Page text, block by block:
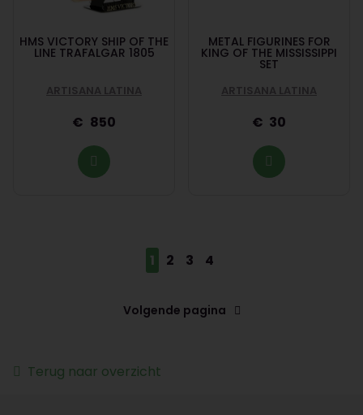
HMS VICTORY SHIP OF THE
LINE TRAFALGAR 1805
ARTISANA LATINA
850
METAL FIGURINES FOR
KING OF THE MISSISSIPPI
SET
ARTISANA LATINA
30
1 2 3 4
Volgende pagina
Terug naar overzicht